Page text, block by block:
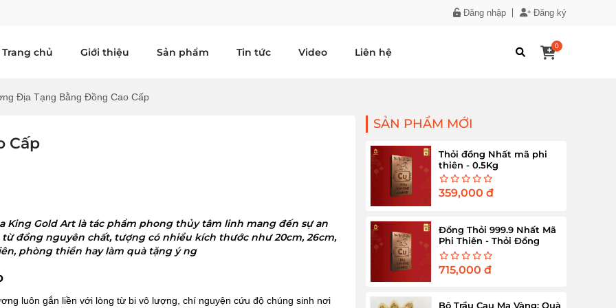
Đăng nhập Đăng ký
Trang chủ Giới thiệu Sản phẩm Tin tức Video Liên hệ
0
Địa Tạng Bằng Đồng Cao Cấp
Cấp
Gold Art là tác phẩm phong thủy tâm linh mang đến sự an
đồng nguyên chất, tượng có nhiều kích thước như 20cm, 26cm,
phòng thiền hay làm quà tặng ý ng
luôn gắn liền với lòng từ bi vô lượng, chí nguyện cứu độ chúng sinh nơi
SẢN PHẨM MỚI
Thỏi đồng Nhất mã phi
thiên - 0.5Kg
359,000 đ
Đồng Thỏi 999.9 Nhất Mã
Phi Thiên - Thỏi Đồng
Nguyên Chất 1Kg
715,000 đ
Bộ Trầu Cau Mạ Vàng: Quà